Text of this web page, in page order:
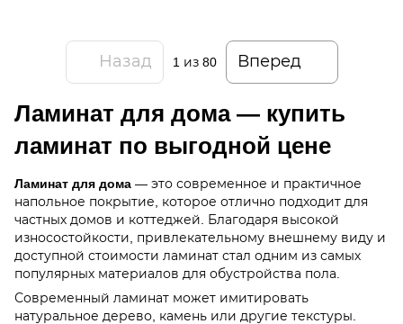
Назад 1 из 80 Вперед
Ламинат для дома — купить
ламинат по выгодной цене
Ламинат для дома — это современное и практичное
напольное покрытие, которое отлично подходит для
частных домов и коттеджей. Благодаря высокой
износостойкости, привлекательному внешнему виду и
доступной стоимости ламинат стал одним из самых
популярных материалов для обустройства пола.
Современный ламинат может имитировать
натуральное дерево, камень или другие текстуры.